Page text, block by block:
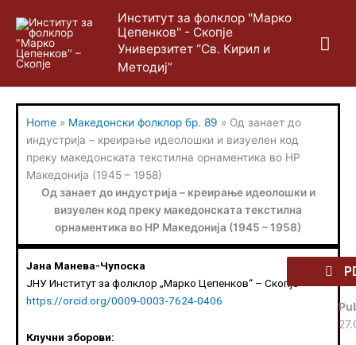
content
Институт за фолклор "Марко
Цепенков" - Скопје
Универзитет “Св. Кирил и
Методиј”
Home » Македонски фолклор бр. 89 » Од занает до
индустрија – креирање идеолошки и визуелен код
преку македонската текстилна орнаментика во НР
Македонија (1945 – 1958)
Од занает до индустрија – креирање идеолошки и
визуелен код преку македонската текстилна
орнаментика во НР Македонија (1945 – 1958)
Јана Манева-Чупоска
ЈНУ Институт за фолклор „Марко Цепенков“ – Скопје
https://orcid.org/0009-0003-7624-0406
Клучни зборови: